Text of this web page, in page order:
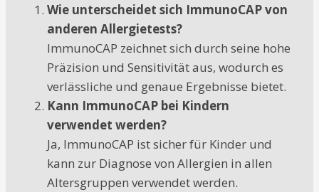
Wie unterscheidet sich ImmunoCAP von
anderen Allergietests?
ImmunoCAP zeichnet sich durch seine hohe
Präzision und Sensitivität aus, wodurch es
verlässliche und genaue Ergebnisse bietet.
Kann ImmunoCAP bei Kindern
verwendet werden?
Ja, ImmunoCAP ist sicher für Kinder und
kann zur Diagnose von Allergien in allen
Altersgruppen verwendet werden.